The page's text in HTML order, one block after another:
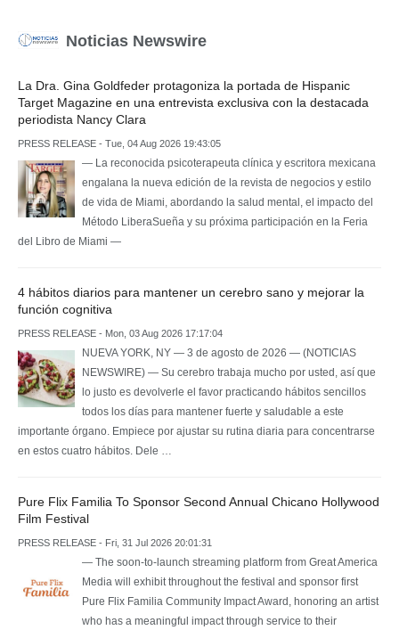
Noticias Newswire
La Dra. Gina Goldfeder protagoniza la portada de Hispanic
Target Magazine en una entrevista exclusiva con la destacada
periodista Nancy Clara
PRESS RELEASE - Tue, 04 Aug 2026 19:43:05
— La reconocida psicoterapeuta clínica y escritora mexicana
engalana la nueva edición de la revista de negocios y estilo
de vida de Miami, abordando la salud mental, el impacto del
Método LiberaSueña y su próxima participación en la Feria
del Libro de Miami —
4 hábitos diarios para mantener un cerebro sano y mejorar la
función cognitiva
PRESS RELEASE - Mon, 03 Aug 2026 17:17:04
NUEVA YORK, NY — 3 de agosto de 2026 — (NOTICIAS
NEWSWIRE) — Su cerebro trabaja mucho por usted, así que
lo justo es devolverle el favor practicando hábitos sencillos
todos los días para mantener fuerte y saludable a este
importante órgano. Empiece por ajustar su rutina diaria para concentrarse
en estos cuatro hábitos. Dele …
Pure Flix Familia To Sponsor Second Annual Chicano Hollywood
Film Festival
PRESS RELEASE - Fri, 31 Jul 2026 20:01:31
— The soon-to-launch streaming platform from Great America
Media will exhibit throughout the festival and sponsor first
Pure Flix Familia Community Impact Award, honoring an artist
who has a meaningful impact through service to their